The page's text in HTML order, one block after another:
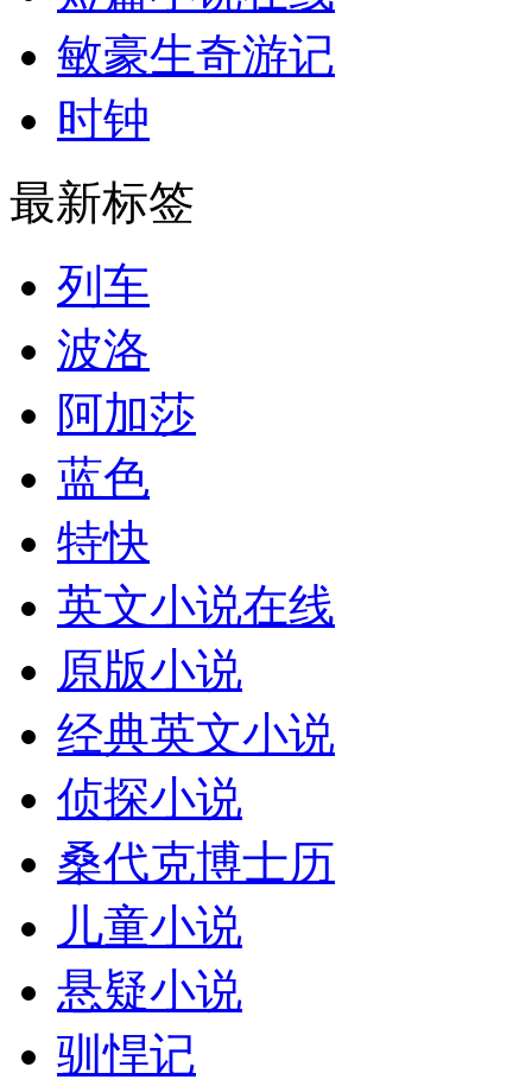
敏豪生奇游记
时钟
最新标签
列车
波洛
阿加莎
蓝色
特快
英文小说在线
原版小说
经典英文小说
侦探小说
桑代克博士历
儿童小说
悬疑小说
驯悍记